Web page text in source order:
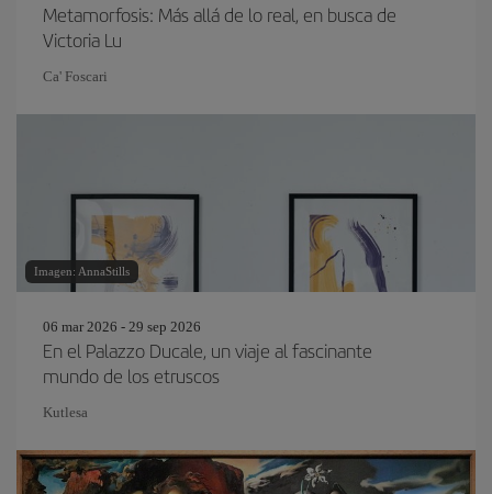
Metamorfosis: Más allá de lo real, en busca de
Victoria Lu
Ca' Foscari
Imagen: AnnaStills
06 mar 2026 - 29 sep 2026
En el Palazzo Ducale, un viaje al fascinante
mundo de los etruscos
Kutlesa